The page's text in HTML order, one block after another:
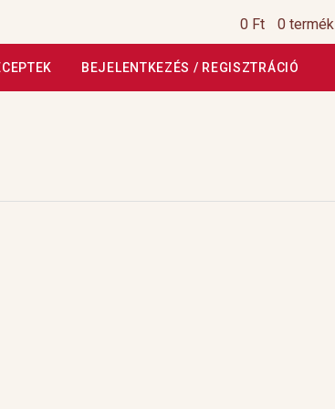
0 Ft 0 termék
BEJELENTKEZÉS / REGISZTRÁCIÓ
Webáruház Rólunk HoReCa Impresszum